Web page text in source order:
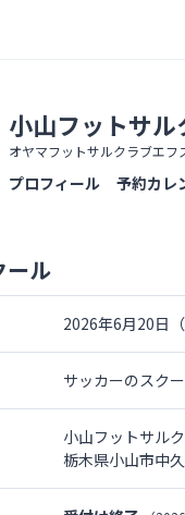
小山フットサ
オヤマフットサルクラブエフ
プロフィール 予約カレ
ール
2026年6月20日
サッカーのスク
小山フットサル
栃木県小山市中